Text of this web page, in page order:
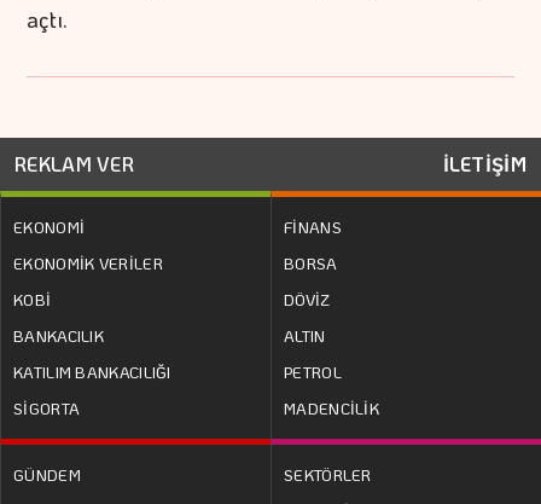
açtı.
REKLAM VER İLETİŞİM
EKONOMİ
EKONOMİK VERİLER
KOBİ
BANKACILIK
KATILIM BANKACILIĞI
SİGORTA
FİNANS
BORSA
DÖVİZ
ALTIN
PETROL
MADENCİLİK
GÜNDEM
SEKTÖRLER